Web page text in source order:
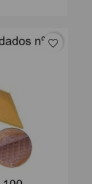
favorite_border